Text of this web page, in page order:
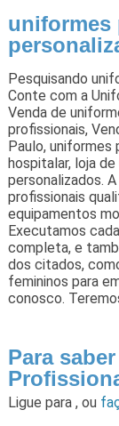
Pesquisando
Conte com a
Venda de
profissionais,
Paulo, uniformes
hospitalar, loja
personalizados.
profissionais
equipamentos
Executamos
completa, e
dos citados,
femininos para
conosco.
Para
Ligue para , ou